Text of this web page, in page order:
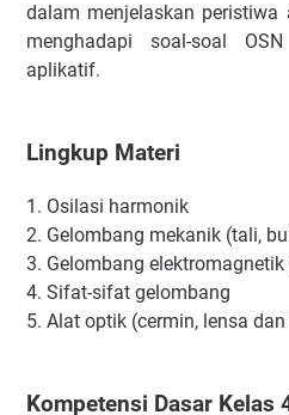
dalam menjelaskan
menghadapi soal-soal
aplikatif.
Lingkup Materi
1. Osilasi harmonik
2. Gelombang mekanik (tali,
3. Gelombang
4. Sifat-sifat gelombang
5. Alat optik (cermin, lensa
Kompetensi Dasar Kelas